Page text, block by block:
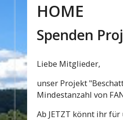
HOME
Spenden
Liebe Mitglieder,
unser Projekt
Mindestanzahl von
Ab JETZT könnt ihr